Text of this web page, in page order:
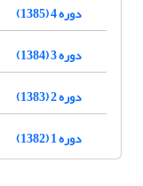
دوره 4 (1385)
دوره 3 (1384)
دوره 2 (1383)
دوره 1 (1382)